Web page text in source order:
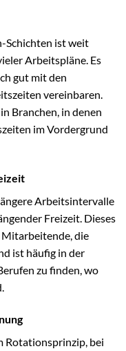
Schichten ist weit
Arbeitspläne. Es
gut mit den
vereinbaren.
Branchen, in denen
im Vordergrund
Arbeitsintervalle
Freizeit. Dieses
die
ist häufig in der
zu finden, wo
Rotationsprinzip, bei